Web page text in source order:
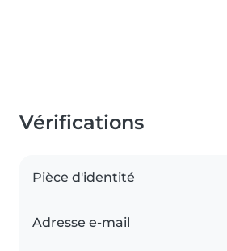
Vérifications
Pièce d'identité
Adresse e-mail